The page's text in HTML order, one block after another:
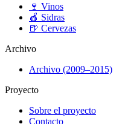
🍷 Vinos
🍎 Sidras
🍺 Cervezas
Archivo
Archivo (2009–2015)
Proyecto
Sobre el proyecto
Contacto